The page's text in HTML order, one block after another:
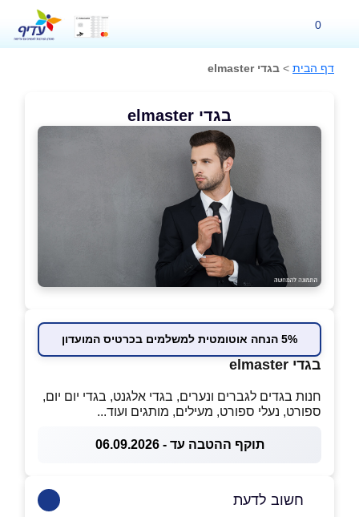
0
דף הבית > בגדי elmaster
בגדי elmaster
5% הנחה אוטומטית למשלמים בכרטיס המועדון
בגדי elmaster
חנות בגדים לגברים ונערים, בגדי אלגנט, בגדי יום יום,
ספורט, נעלי ספורט, מעילים, מותגים ועוד...
תוקף ההטבה עד - 06.09.2026
חשוב לדעת